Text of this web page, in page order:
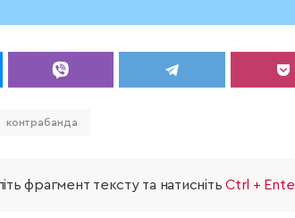
контрабанда
фрагмент тексту та натиснітьCtrl +